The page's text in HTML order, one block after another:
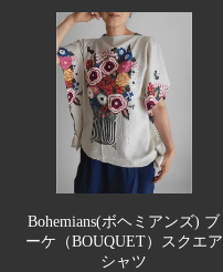
Bohemians(ボヘミアンズ) ブ
ーケ（BOUQUET）スクエア
シャツ